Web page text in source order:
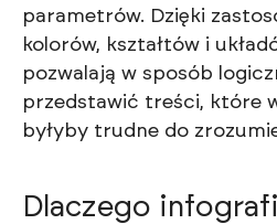
parametrów. Dzięki
kolorów, kształtów i
pozwalają w sposób
przedstawić treści, które
byłyby trudne do
Dlaczego